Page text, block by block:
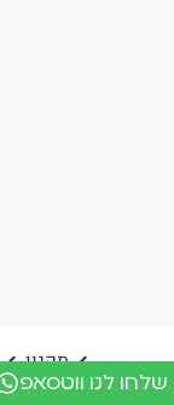
שלחו לנו ווטסאפ
תקנון